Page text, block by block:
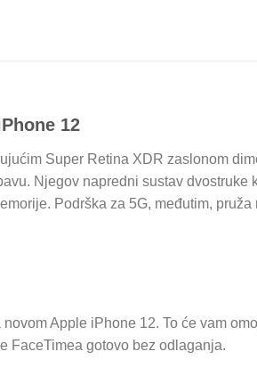
12
Super Retina XDR zaslonom
Njegov napredni sustav dvostruke
Podrška za 5G, međutim,
Apple iPhone 12. To će vam
FaceTimea gotovo bez odlaganja.